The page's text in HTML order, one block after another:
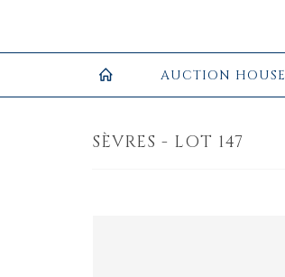
AUCTION HOUSE
SÈVRES - LOT 147